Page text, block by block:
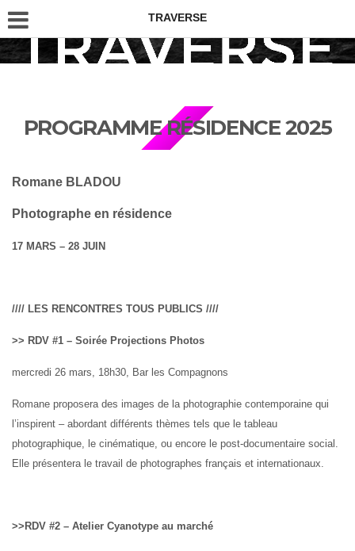
TRAVERSE
PROGRAMME RÉSIDENCE 2025
Romane BLADOU
Photographe en résidence
17 MARS – 28 JUIN
//// LES RENCONTRES TOUS PUBLICS ////
>> RDV #1 – Soirée Projections Photos
mercredi 26 mars, 18h30, Bar les Compagnons
Romane proposera des images de la photographie contemporaine qui
l’inspirent – abordant différents thèmes tels que le tableau
photographique, le cinématique, ou encore le post-documentaire social.
Elle présentera le travail de photographes français et internationaux.
>>RDV #2 – Atelier Cyanotype au marché